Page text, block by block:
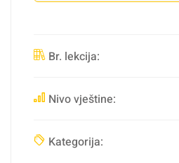
Br. lekcija:
Nivo vještine:
Kategorija: